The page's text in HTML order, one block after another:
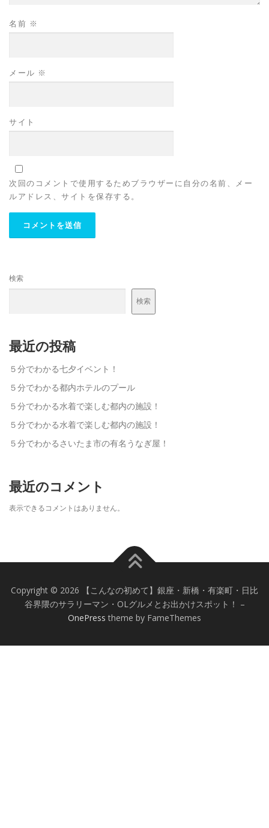
名前 ※
メール ※
サイト
次回のコメントで使用するためブラウザーに自分の名前、メー
ルアドレス、サイトを保存する。
検索
検索
最近の投稿
５分でわかる七夕イベント！
５分でわかる都内ホテルのプール
５分でわかる水着で楽しむ都内の施設！
５分でわかる水着で楽しむ都内の施設！
５分でわかるさいたま市の有名うなぎ屋！
最近のコメント
表示できるコメントはありません。
Copyright © 2026 【こんなの初めて】銀座・新橋・有楽町・日比
谷界隈のサラリーマン・OLグルメとお出かけスポット！ –
OnePress theme by FameThemes